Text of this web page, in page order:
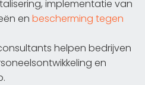
implementatie van
en bescherming tegen
helpen bedrijven
en